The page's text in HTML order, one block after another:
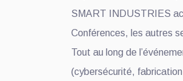
SMART INDUSTRIES
Conférences, les autres
Tout au long de
(cybersécurité,